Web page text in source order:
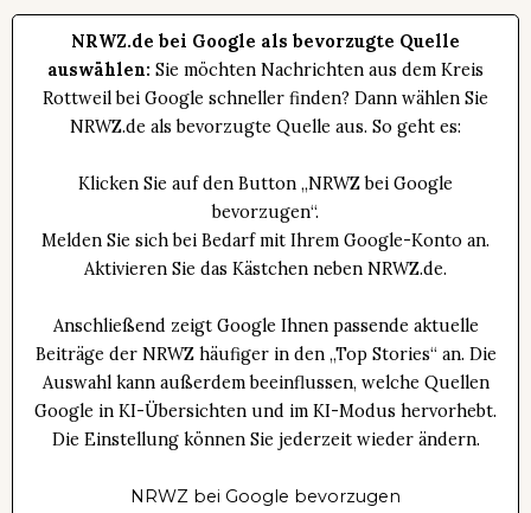
NRWZ.de bei Google als bevorzugte Quelle
auswählen: Sie möchten Nachrichten aus dem Kreis
Rottweil bei Google schneller finden? Dann wählen Sie
NRWZ.de als bevorzugte Quelle aus. So geht es:
Klicken Sie auf den Button „NRWZ bei Google
bevorzugen“.
Melden Sie sich bei Bedarf mit Ihrem Google-Konto an.
Aktivieren Sie das Kästchen neben NRWZ.de.
Anschließend zeigt Google Ihnen passende aktuelle
Beiträge der NRWZ häufiger in den „Top Stories“ an. Die
Auswahl kann außerdem beeinflussen, welche Quellen
Google in KI-Übersichten und im KI-Modus hervorhebt.
Die Einstellung können Sie jederzeit wieder ändern.
NRWZ bei Google bevorzugen